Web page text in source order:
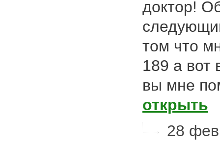
доктор!
том что
189 а вот
вы мне
открыть
28